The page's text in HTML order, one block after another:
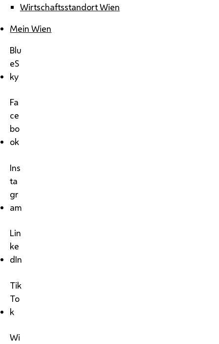
Wirtschaftsstandort Wien
Mein Wien
Blu
eS
ky
Fa
ce
bo
ok
Ins
ta
gr
am
Lin
ke
dIn
Tik
To
k
Wi